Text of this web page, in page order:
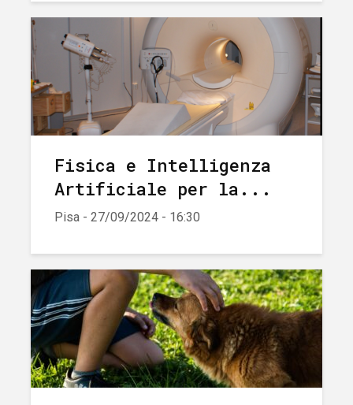
Fisica e Intelligenza
Artificiale per la...
Pisa - 27/09/2024 - 16:30